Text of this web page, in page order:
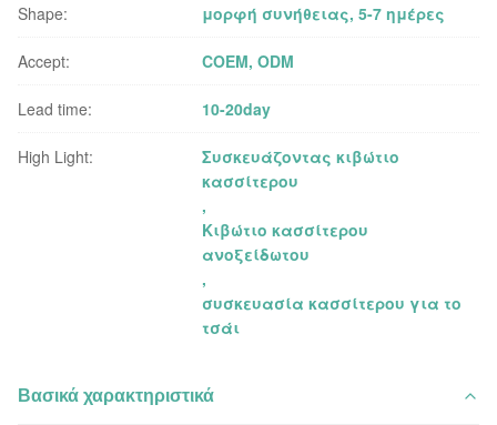
Shape: μορφή συνήθειας, 5-7 ημέρες
Accept: COEM, ODM
Lead time: 10-20day
High Light:
Συσκευάζοντας κιβώτιο
κασσίτερου
,
Κιβώτιο κασσίτερου
ανοξείδωτου
,
συσκευασία κασσίτερου για το
τσάι
Βασικά χαρακτηριστικά